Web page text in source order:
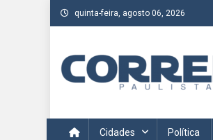
Skip
to
quinta-feira, agosto 06, 2026
Acompanhe as últimas notícias
Cidades Política